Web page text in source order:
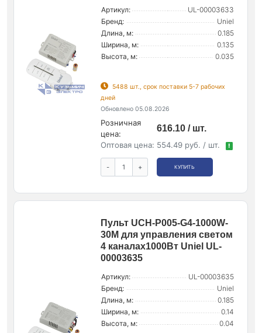
Артикул:
UL-00003633
Бренд:
Uniel
Длина, м:
0.185
Ширина, м:
0.135
Высота, м:
0.035
5488 шт., срок поставки 5-7 рабочих
дней
Обновлено 05.08.2026
Розничная
цена:
616.10 / шт.
Оптовая цена: 554.49 руб. / шт. !
- + КУПИТЬ
Пульт UCH-P005-G4-1000W-
30M для управления светом
4 каналах1000Вт Uniel UL-
00003635
Артикул:
UL-00003635
Бренд:
Uniel
Длина, м:
0.185
Ширина, м:
0.14
Высота, м:
0.04